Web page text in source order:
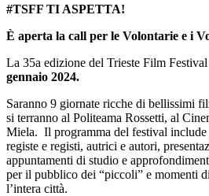
#TSFF TI ASPETTA!
È aperta la call per le Volontarie e i
La 35a edizione del Trieste Film
gennaio 2024.
Saranno 9 giornate ricche di bellissimi
si terranno al Politeama Rossetti, al
Miela. Il programma del festival
registe e registi, autrici e autori,
appuntamenti di studio e
per il pubblico dei “piccoli” e momenti
l’intera città.